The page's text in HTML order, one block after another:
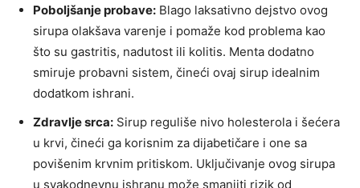
Poboljšanje probave: Blago laksativno dejstvo ovog
sirupa olakšava varenje i pomaže kod problema kao
što su gastritis, nadutost ili kolitis. Menta dodatno
smiruje probavni sistem, čineći ovaj sirup idealnim
dodatkom ishrani.
Zdravlje srca: Sirup reguliše nivo holesterola i šećera
u krvi, čineći ga korisnim za dijabetičare i one sa
povišenim krvnim pritiskom. Uključivanje ovog sirupa
u svakodnevnu ishranu može smanjiti rizik od